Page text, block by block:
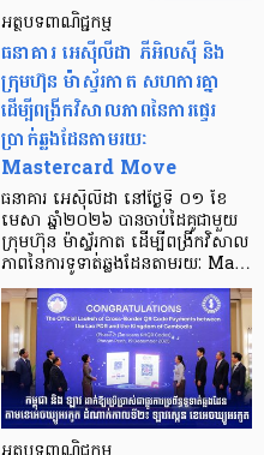
អត្ថបទពាណិជ្ជកម្ម
ធនាគារ អេស៊ីលីដា ភីអិលស៊ី និង
ក្រុមហ៊ុន ម៉ាស្ទ័រកាត សហការគ្នា
ដើម្បីពង្រីកវិសាលភាពនៃការផ្ទេរ
ប្រាក់ឆ្លងដែនតាមរយៈ
Mastercard Move
ធនាគារ អេស៊ីលីដា នៅថ្ងៃទី ០១ ខែ
មេសា ឆ្នាំ២០២៦ បានចាប់ដៃគូជាមួយ
ក្រុមហ៊ុន ម៉ាស្ទ័រកាត ដើម្បីពង្រីកវិសាល
ភាពនៃការទូទាត់ឆ្លងដែនតាមរយៈ Ma…